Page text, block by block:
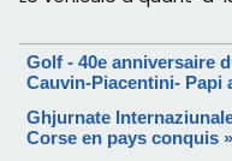
Golf - 40e anniversaire
Cauvin-Piacentini- Papi
Ghjurnate
Corse en pays conquis »